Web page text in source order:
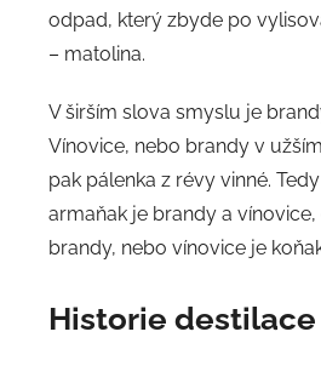
odpad, který zbyde po
– matolina.
V širším slova smyslu je
Vínovice, nebo brandy v
pak pálenka z révy vinné.
armaňak je brandy a
brandy, nebo vínovice je
Historie